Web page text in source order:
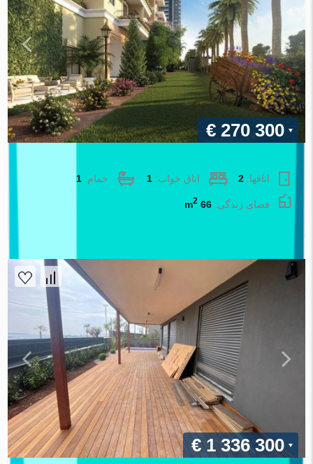
€ 270 300
اتاقها:2 اتاق خواب:1 حمام:1
فضای زندگی:66 m
2
€ 1 336 300